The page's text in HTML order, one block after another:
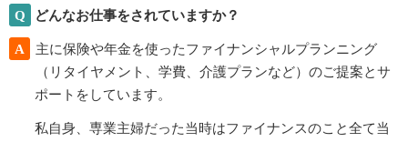
Q どんなお仕事をされていますか？
A
主に保険や年金を使ったファイナンシャルプランニング
（リタイヤメント、学費、介護プランなど）のご提案とサ
ポートをしています。
私自身、専業主婦だった当時はファイナンスのこと全て当